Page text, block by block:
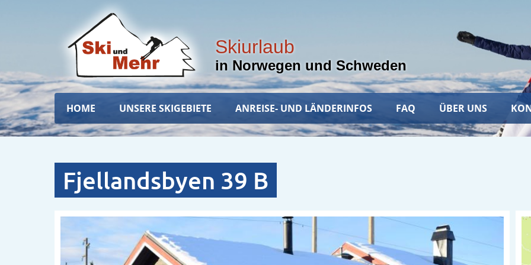
Skiurlaub
in Norwegen und Schweden
Hauptnavigation
HOME UNSERE SKIGEBIETE ANREISE- UND LÄNDERINFOS FAQ ÜBER UNS
Fjellandsbyen 39 B